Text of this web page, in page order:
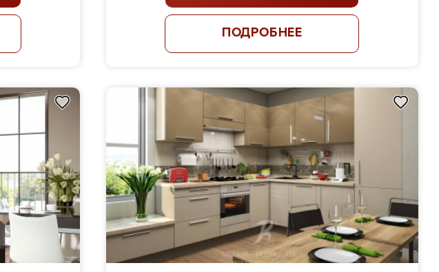
ПОДРОБНЕЕ